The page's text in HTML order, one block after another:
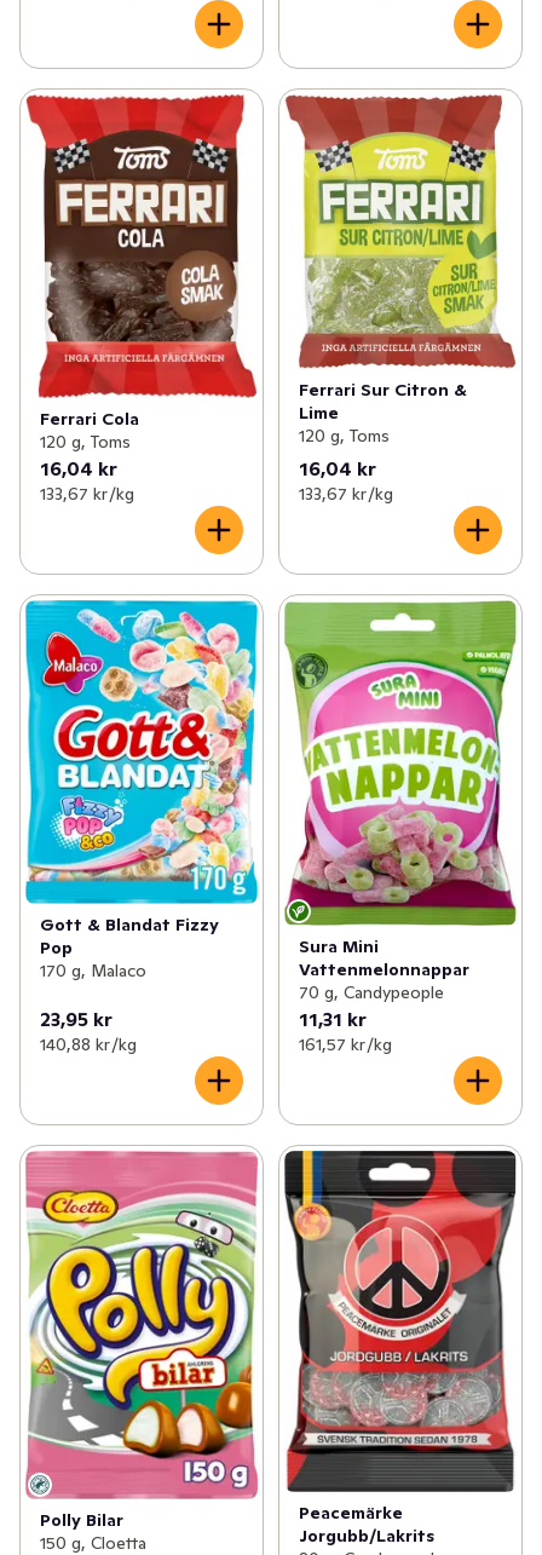
Ferrari Cola
120 g, Toms
16,04 kr
133,67 kr /kg
Ferrari Sur Citron &
Lime
120 g, Toms
16,04 kr
133,67 kr /kg
Gott & Blandat Fizzy
Pop
170 g, Malaco
23,95 kr
140,88 kr /kg
Sura Mini
Vattenmelonnappar
70 g, Candypeople
11,31 kr
161,57 kr /kg
Polly Bilar
150 g, Cloetta
Peacemärke
Jorgubb/Lakrits